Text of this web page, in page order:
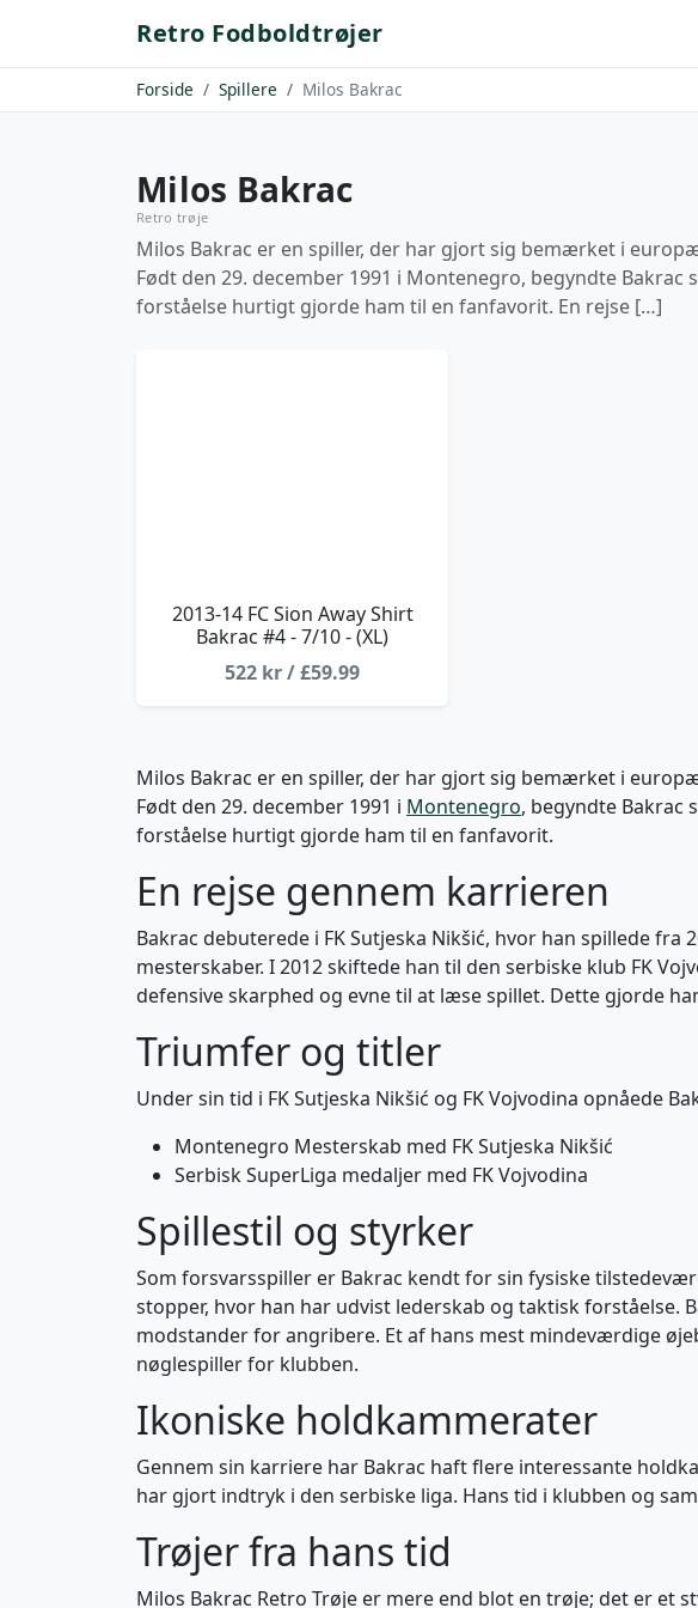
Retro Fodboldtrøjer
Forside Spillere Milos Bakrac
Milos Bakrac
Retro trøje
Milos Bakrac er en spiller, der har gjort sig bemærket i
Født den 29. december 1991 i Montenegro, begyndte
forståelse hurtigt gjorde ham til en fanfavorit. En rejse […]
2013-14 FC Sion Away Shirt
Bakrac #4 - 7/10 - (XL)
522 kr / £59.99
Milos Bakrac er en spiller, der har gjort sig bemærket i
Født den 29. december 1991 i Montenegro, begyndte Bakrac
forståelse hurtigt gjorde ham til en fanfavorit.
En rejse gennem karrieren
Bakrac debuterede i FK Sutjeska Nikšić, hvor han spillede
mesterskaber. I 2012 skiftede han til den serbiske klub FK
defensive skarphed og evne til at læse spillet. Dette gjorde
Triumfer og titler
Under sin tid i FK Sutjeska Nikšić og FK Vojvodina opnåede
Montenegro Mesterskab med FK Sutjeska Nikšić
Serbisk SuperLiga medaljer med FK Vojvodina
Spillestil og styrker
Som forsvarsspiller er Bakrac kendt for sin fysiske
stopper, hvor han har udvist lederskab og taktisk
modstander for angribere. Et af hans mest mindeværdige
nøglespiller for klubben.
Ikoniske holdkammerater
Gennem sin karriere har Bakrac haft flere interessante
har gjort indtryk i den serbiske liga. Hans tid i klubben og
Trøjer fra hans tid
Milos Bakrac Retro Trøje er mere end blot en trøje; det er et